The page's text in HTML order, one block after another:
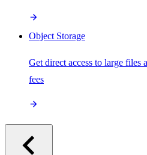
Object Storage
Get direct access to large files
fees